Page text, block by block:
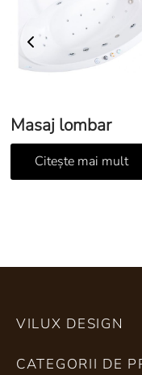
Masaj lombar
Citește mai mult
VILUX DESIGN
CATEGORII DE